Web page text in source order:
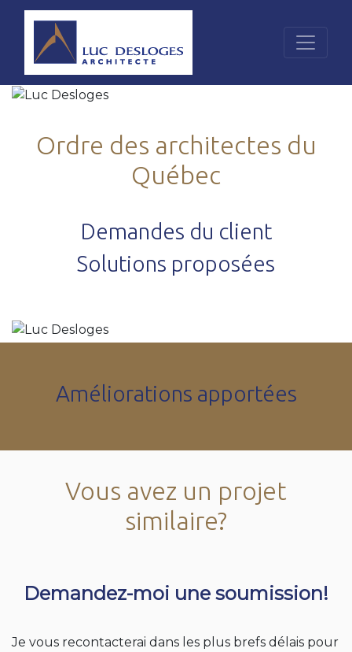
Ordre des architectes du
Québec
Demandes du client
Solutions proposées
Améliorations apportées
Vous avez un projet
similaire?
Demandez-moi une soumission!
Je vous recontacterai dans les plus brefs délais pour